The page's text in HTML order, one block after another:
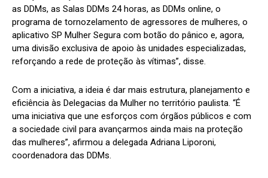
as DDMs, as Salas DDMs 24 horas, as DDMs online, o
programa de tornozelamento de agressores de mulheres, o
aplicativo SP Mulher Segura com botão do pânico e, agora,
uma divisão exclusiva de apoio às unidades especializadas,
reforçando a rede de proteção às vítimas”, disse.
Com a iniciativa, a ideia é dar mais estrutura, planejamento e
eficiência às Delegacias da Mulher no território paulista. “É
uma iniciativa que une esforços com órgãos públicos e com
a sociedade civil para avançarmos ainda mais na proteção
das mulheres”, afirmou a delegada Adriana Liporoni,
coordenadora das DDMs.